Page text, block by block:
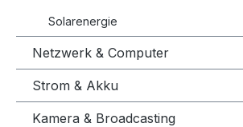
Solarenergie
Netzwerk & Computer
Strom & Akku
Kamera & Broadcasting